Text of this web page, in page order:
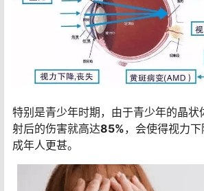
特别是青少年时期，由于青少年的晶状
射后的伤害就高达85%，会使得视力
成年人更甚。